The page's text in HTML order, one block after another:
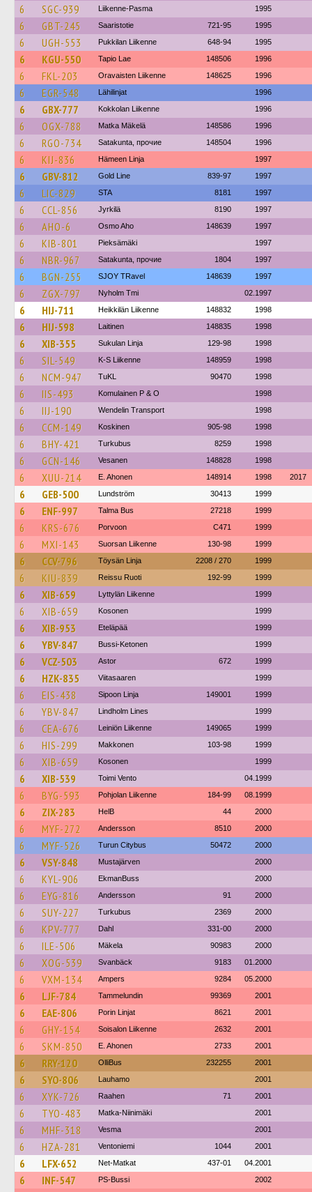
6 SGC-939 Liikenne-Pasma 1995
6 GBT-245 Saaristotie 721-95 1995
6 UGH-553 Pukkilan Liikenne 648-94 1995
6 KGU-550 Tapio Lae 148506 1996
6 FKL-203 Oravaisten Liikenne 148625 1996
6 EGR-548 Lähilinjat 1996
6 GBX-777 Kokkolan Liikenne 1996
6 OGX-788 Matka Mäkelä 148586 1996
6 RGO-734 Satakunta, прочие 148504 1996
6 KIJ-836 Hämeen Linja 1997
6 GBV-812 Gold Line 839-97 1997
6 LIC-829 STA 8181 1997
6 CCL-856 Jyrkilä 8190 1997
6 AHO-6 Osmo Aho 148639 1997
6 KIB-801 Pieksämäki 1997
6 NBR-967 Satakunta, прочие 1804 1997
6 BGN-255 SJOY TRavel 148639 1997
6 ZGX-797 Nyholm Tmi 02.1997
6 HIJ-711 Heikkilän Liikenne 148832 1998
6 HIJ-598 Laitinen 148835 1998
6 XIB-355 Sukulan Linja 129-98 1998
6 SIL-549 K-S Liikenne 148959 1998
6 NCM-947 TuKL 90470 1998
6 IIS-493 Komulainen P & O 1998
6 IIJ-190 Wendelin Transport 1998
6 CCM-149 Koskinen 905-98 1998
6 BHY-421 Turkubus 8259 1998
6 GCN-146 Vesanen 148828 1998
6 XUU-214 E. Ahonen 148914 1998 2017
6 GEB-500 Lundström 30413 1999
6 ENF-997 Talma Bus 27218 1999
6 KRS-676 Porvoon C471 1999
6 MXI-143 Suorsan Liikenne 130-98 1999
6 CCV-796 Töysän Linja 2208 / 270 1999
6 KIU-839 Reissu Ruoti 192-99 1999
6 XIB-659 Lyttylän Liikenne 1999
6 XIB-659 Kosonen 1999
6 XIB-953 Eteläpää 1999
6 YBV-847 Bussi-Ketonen 1999
6 VCZ-503 Astor 672 1999
6 HZK-835 Viitasaaren 1999
6 EIS-438 Sipoon Linja 149001 1999
6 YBV-847 Lindholm Lines 1999
6 CEA-676 Leiniön Liikenne 149065 1999
6 HIS-299 Makkonen 103-98 1999
6 XIB-659 Kosonen 1999
6 XIB-539 Toimi Vento 04.1999
6 BYG-593 Pohjolan Liikenne 184-99 08.1999
6 ZIX-283 HelB 44 2000
6 MYF-272 Andersson 8510 2000
6 MYF-526 Turun Citybus 50472 2000
6 VSY-848 Mustajärven 2000
6 KYL-906 EkmanBuss 2000
6 EYG-816 Andersson 91 2000
6 SUY-227 Turkubus 2369 2000
6 KPV-777 Dahl 331-00 2000
6 ILE-506 Mäkela 90983 2000
6 XOG-539 Svanbäck 9183 01.2000
6 VXM-134 Ampers 9284 05.2000
6 LJF-784 Tammelundin 99369 2001
6 EAE-806 Porin Linjat 8621 2001
6 GHY-154 Soisalon Liikenne 2632 2001
6 SKM-850 E. Ahonen 2733 2001
6 RRY-120 OlliBus 232255 2001
6 SYO-806 Lauhamo 2001
6 XYK-726 Raahen 71 2001
6 TYO-483 Matka-Niinimäki 2001
6 MHF-318 Vesma 2001
6 HZA-281 Ventoniemi 1044 2001
6 LFX-652 Net-Matkat 437-01 04.2001
6 INF-547 PS-Bussi 2002